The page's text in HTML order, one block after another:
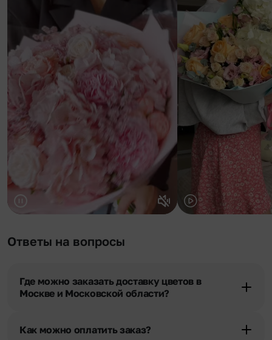
Ответы на вопросы
Где можно заказать доставку цветов в
Москве и Московской области?
Как можно оплатить заказ?